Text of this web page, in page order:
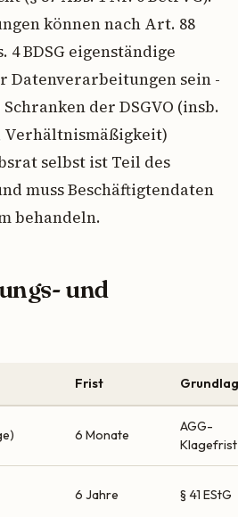
können nach Art. 88
4 BDSG eigenständige
Datenverarbeitungen sein -
der DSGVO (insb.
selbst ist Teil des
muss Beschäftigtendaten
behandeln.
und
Frist
6 Monate
AGG-
Klagefrist
6 Jahre § 41 EStG